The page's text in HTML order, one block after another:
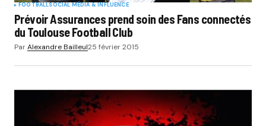
FOOTBALLSOCIAL MÉDIA & INFLUENCE
Prévoir Assurances prend soin des Fans connectés
du Toulouse Football Club
ParAlexandre Bailleul25 février 2015